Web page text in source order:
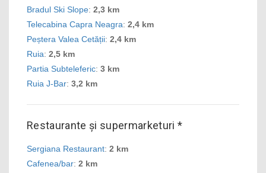
Bradul Ski Slope: 2,3 km
Telecabina Capra Neagra: 2,4 km
Peștera Valea Cetății: 2,4 km
Ruia: 2,5 km
Partia Subteleferic: 3 km
Ruia J-Bar: 3,2 km
Restaurante și supermarketuri *
Sergiana Restaurant: 2 km
Cafenea/bar: 2 km